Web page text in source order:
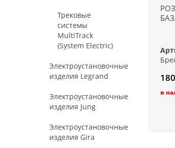
Трековые
системы
MultiTrack
(System Electric)
Электроустановочные
изделия Legrand
Электроустановочные
изделия Jung
Электроустановочные
изделия Gira
в